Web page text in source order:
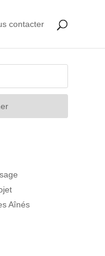
contacter
Aînés